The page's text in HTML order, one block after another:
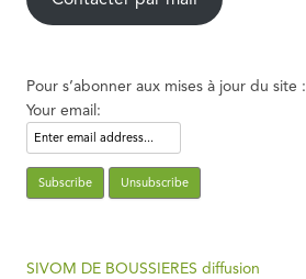
Pour s’abonner aux mises à jour du site :
Your email:
SIVOM DE BOUSSIERES diffusion